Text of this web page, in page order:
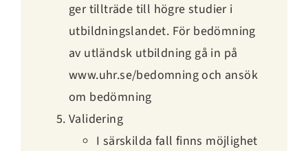
ger tillträde till högre studier i
utbildningslandet. För bedömning
av utländsk utbildning gå in på
www.uhr.se/bedomning och ansök
om bedömning
Validering
I särskilda fall finns möjlighet